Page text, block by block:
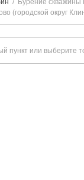
Бурение скважины
(городской округ